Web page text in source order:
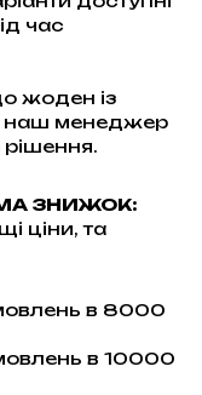
час
жоден із
наш менеджер
ЗНИЖОК:
ціни, та
в 8000
в 10000